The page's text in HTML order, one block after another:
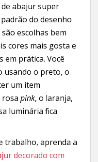
abajur super
do desenho
escolhas bem
cores mais gosta e
em prática. Você
usando o preto, o
um item
rosa pink, o laranja,
luminária fica
trabalho, aprenda a
decorado com